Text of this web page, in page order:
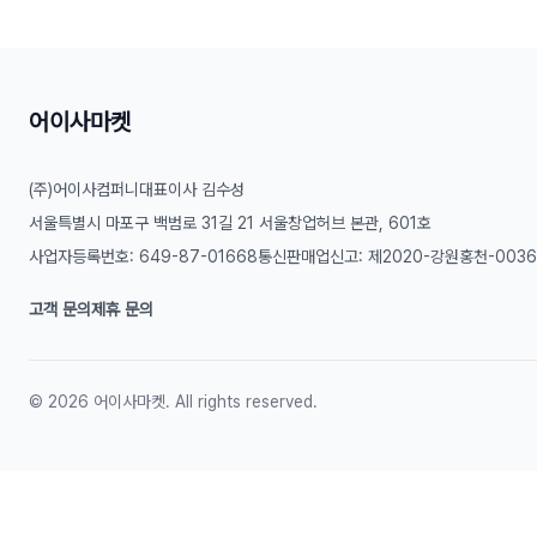
어이사마켓
(주)어이사컴퍼니 대표이사 김수성
서울특별시 마포구 백범로 31길 21 서울창업허브 본관, 601호
사업자등록번호: 649-87-01668통신판매업신고: 제2020-강원홍천-
고객 문의제휴 문의
© 2026 어이사마켓. All rights reserved.